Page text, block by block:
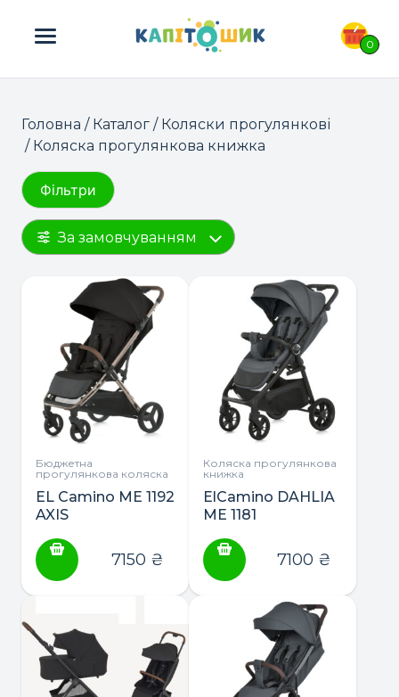
0
ПОШУК ТОВАРІВ:
Головна / Каталог / Коляски прогулянкові
/ Коляска прогулянкова книжка
Фільтри
За замовчуванням
Бюджетна
прогулянкова коляска
EL Camino ME 1192
AXIS
коляска
7150 ₴
Коляска прогулянкова
книжка
ElCamino DAHLIA
ME 1181
коляска
7100 ₴